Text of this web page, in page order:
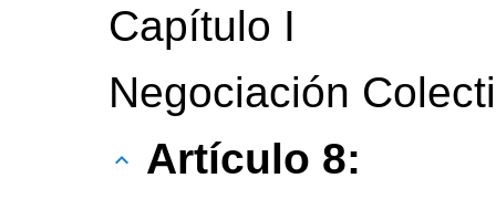
Capítulo I
Negociación
Artículo 8: